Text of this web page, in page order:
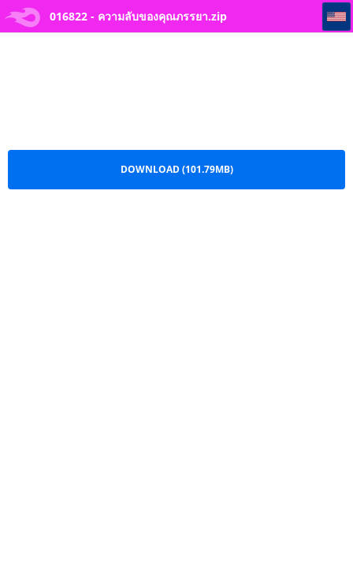
016822 - ความลับของคุณภรรยา.zip
016822 - ความลับของคุณภรรยา
DOWNLOAD (101.79MB)